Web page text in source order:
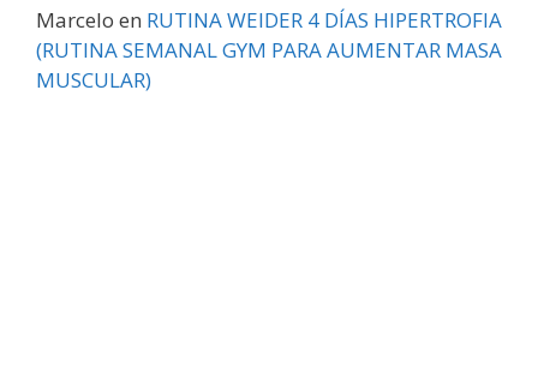
Marcelo en RUTINA WEIDER 4 DÍAS HIPERTROFIA
(RUTINA SEMANAL GYM PARA AUMENTAR MASA
MUSCULAR)